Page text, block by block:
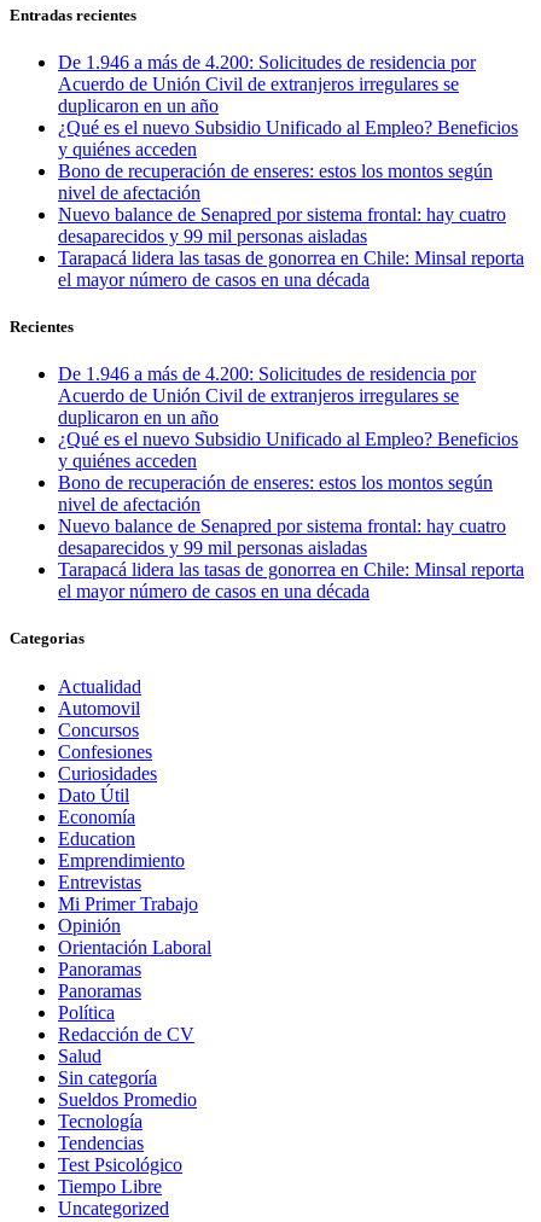
Entradas recientes
De 1.946 a más de 4.200: Solicitudes de residencia por
Acuerdo de Unión Civil de extranjeros irregulares se
duplicaron en un año
¿Qué es el nuevo Subsidio Unificado al Empleo? Beneficios
y quiénes acceden
Bono de recuperación de enseres: estos los montos según
nivel de afectación
Nuevo balance de Senapred por sistema frontal: hay cuatro
desaparecidos y 99 mil personas aisladas
Tarapacá lidera las tasas de gonorrea en Chile: Minsal reporta
el mayor número de casos en una década
Recientes
De 1.946 a más de 4.200: Solicitudes de residencia por
Acuerdo de Unión Civil de extranjeros irregulares se
duplicaron en un año
¿Qué es el nuevo Subsidio Unificado al Empleo? Beneficios
y quiénes acceden
Bono de recuperación de enseres: estos los montos según
nivel de afectación
Nuevo balance de Senapred por sistema frontal: hay cuatro
desaparecidos y 99 mil personas aisladas
Tarapacá lidera las tasas de gonorrea en Chile: Minsal reporta
el mayor número de casos en una década
Categorias
Actualidad
Automovil
Concursos
Confesiones
Curiosidades
Dato Útil
Economía
Education
Emprendimiento
Entrevistas
Mi Primer Trabajo
Opinión
Orientación Laboral
Panoramas
Panoramas
Política
Redacción de CV
Salud
Sin categoría
Sueldos Promedio
Tecnología
Tendencias
Test Psicológico
Tiempo Libre
Uncategorized